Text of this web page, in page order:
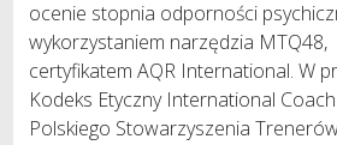
ocenie stopnia odporności
wykorzystaniem narzędzia
certyfikatem AQR International. W
Kodeks Etyczny International
Polskiego Stowarzyszenia